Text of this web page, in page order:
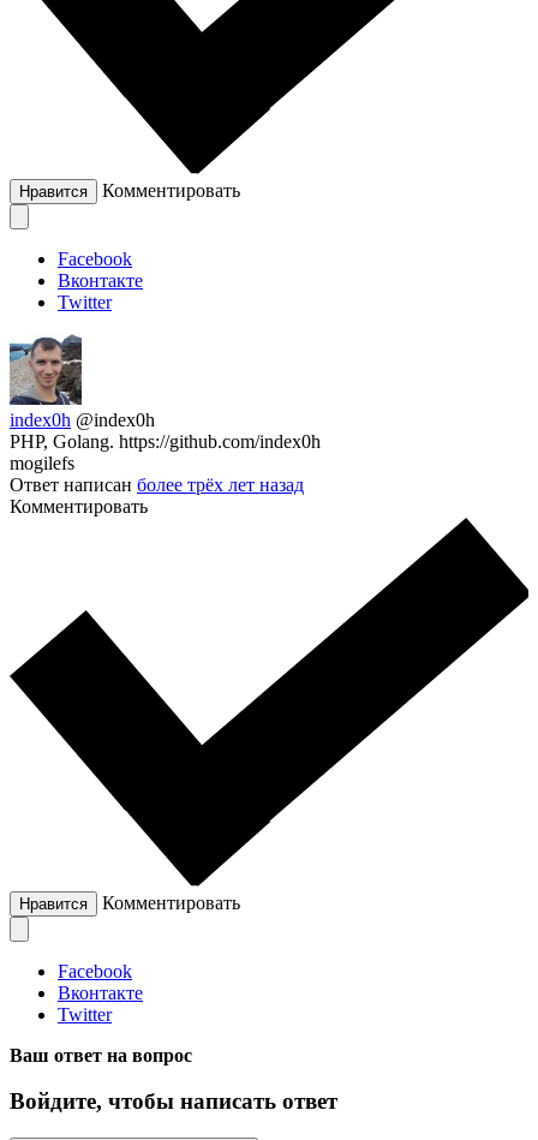
Нравится Комментировать
Facebook
Вконтакте
Twitter
index0h @index0h
PHP, Golang. https://github.com/index0h
mogilefs
Ответ написан более трёх лет назад
Комментировать
Нравится Комментировать
Facebook
Вконтакте
Twitter
Ваш ответ на вопрос
Войдите, чтобы написать ответ